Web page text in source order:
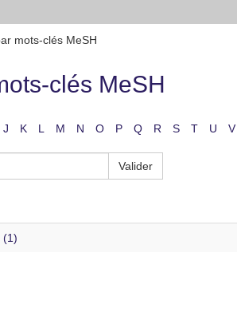
mots-clés MeSH
clés MeSH
J K L M N O P Q R S T U V
Valider
(1)